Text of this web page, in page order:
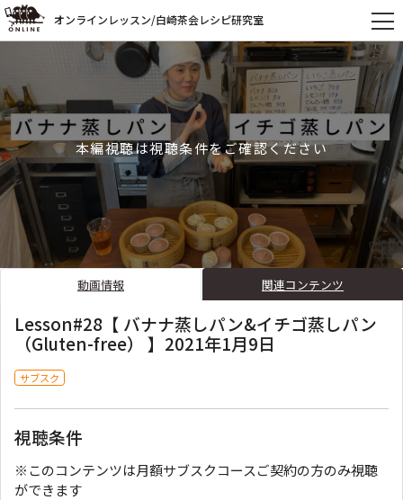
オンラインレッスン/白崎茶会レシピ研究室
本編視聴は視聴条件をご確認ください
動画情報 関連コンテンツ
Lesson#28【 バナナ蒸しパン&イチゴ蒸しパン
（Gluten-free） 】2021年1月9日
サブスク
視聴条件
※このコンテンツは月額サブスクコースご契約の方のみ視聴
ができます